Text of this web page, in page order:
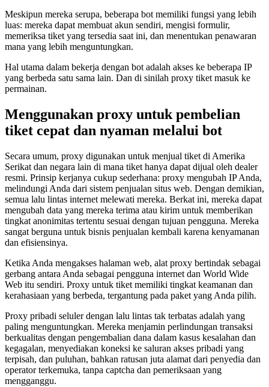
Meskipun mereka serupa, beberapa bot memiliki fungsi yang lebih
luas: mereka dapat membuat akun sendiri, mengisi formulir,
memeriksa tiket yang tersedia saat ini, dan menentukan penawaran
mana yang lebih menguntungkan.
Hal utama dalam bekerja dengan bot adalah akses ke beberapa IP
yang berbeda satu sama lain. Dan di sinilah proxy tiket masuk ke
permainan.
Menggunakan proxy untuk pembelian
tiket cepat dan nyaman melalui bot
Secara umum, proxy digunakan untuk menjual tiket di Amerika
Serikat dan negara lain di mana tiket hanya dapat dijual oleh dealer
resmi. Prinsip kerjanya cukup sederhana: proxy mengubah IP Anda,
melindungi Anda dari sistem penjualan situs web. Dengan demikian,
semua lalu lintas internet melewati mereka. Berkat ini, mereka dapat
mengubah data yang mereka terima atau kirim untuk memberikan
tingkat anonimitas tertentu sesuai dengan tujuan pengguna. Mereka
sangat berguna untuk bisnis penjualan kembali karena kenyamanan
dan efisiensinya.
Ketika Anda mengakses halaman web, alat proxy bertindak sebagai
gerbang antara Anda sebagai pengguna internet dan World Wide
Web itu sendiri. Proxy untuk tiket memiliki tingkat keamanan dan
kerahasiaan yang berbeda, tergantung pada paket yang Anda pilih.
Proxy pribadi seluler dengan lalu lintas tak terbatas adalah yang
paling menguntungkan. Mereka menjamin perlindungan transaksi
berkualitas dengan pengembalian dana dalam kasus kesalahan dan
kegagalan, menyediakan koneksi ke saluran akses pribadi yang
terpisah, dan puluhan, bahkan ratusan juta alamat dari penyedia dan
operator terkemuka, tanpa captcha dan pemeriksaan yang
mengganggu.